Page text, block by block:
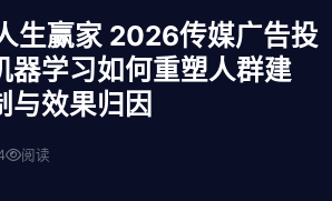
生赢家 2026传媒广告投
器学习如何重塑人群建
与效果归因
阅读